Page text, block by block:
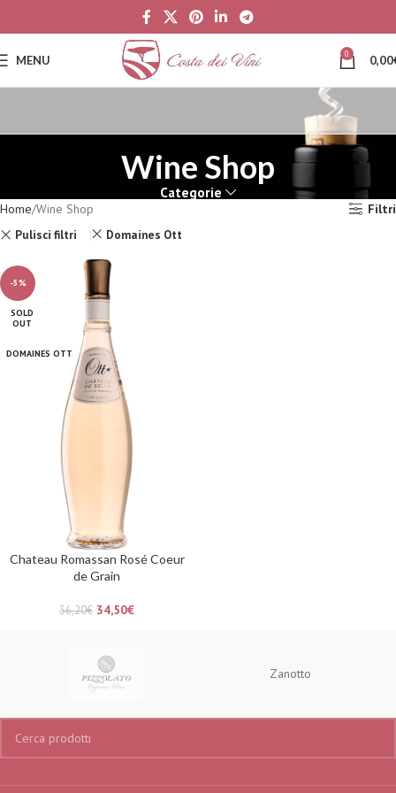
MENU 0 0,00
Wine Shop
Categorie
Home Wine Shop
Filtri
Pulisci filtri
Domaines Ott
-5%
SOLD
OUT
DOMAINES OTT
Chateau Romassan Rosé Coeur
de Grain
36,20€ 34,50€
Zanotto